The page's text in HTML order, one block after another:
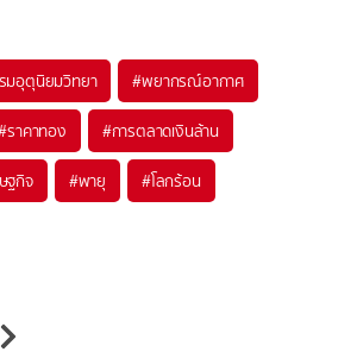
มอุตุนิยมวิทยา #พยากรณ์อากาศ
ราคาทอง #การตลาดเงินล้าน
ฐกิจ #พายุ #โลกร้อน